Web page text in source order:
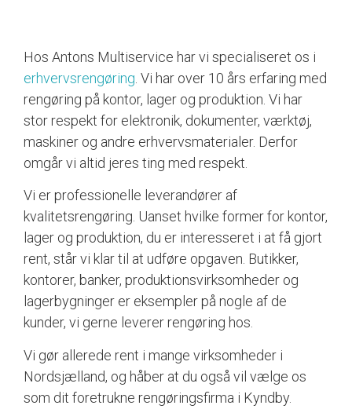
Hos Antons Multiservice har vi specialiseret os i
erhvervsrengøring . Vi har over 10 års erfaring med
rengøring på kontor, lager og produktion. Vi har
stor respekt for elektronik, dokumenter, værktøj,
maskiner og andre erhvervsmaterialer. Derfor
omgår vi altid jeres ting med respekt.
Vi er professionelle leverandører af
kvalitetsrengøring. Uanset hvilke former for kontor,
lager og produktion, du er interesseret i at få gjort
rent, står vi klar til at udføre opgaven. Butikker,
kontorer, banker, produktionsvirksomheder og
lagerbygninger er eksempler på nogle af de
kunder, vi gerne leverer rengøring hos.
Vi gør allerede rent i mange virksomheder i
Nordsjælland, og håber at du også vil vælge os
som dit foretrukne rengøringsfirma i Kyndby.